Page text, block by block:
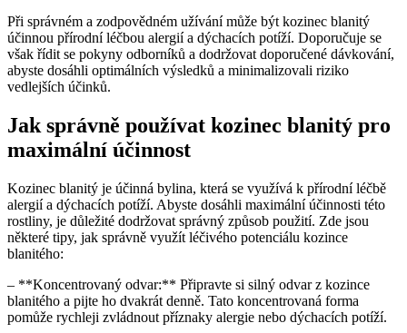
Při správném a zodpovědném užívání může být kozinec blanitý
účinnou přírodní léčbou alergií a dýchacích potíží. Doporučuje se
však řídit se pokyny odborníků a dodržovat doporučené dávkování,
abyste dosáhli optimálních výsledků a minimalizovali riziko
vedlejších účinků.
Jak správně používat kozinec blanitý pro
maximální účinnost
Kozinec blanitý je účinná bylina, která se využívá k přírodní léčbě
alergií a dýchacích potíží. Abyste dosáhli maximální účinnosti této
rostliny, je důležité dodržovat správný způsob použití. Zde jsou
některé tipy, jak správně využít léčivého potenciálu kozince
blanitého:
– **Koncentrovaný odvar:** Připravte si silný odvar z kozince
blanitého a pijte ho dvakrát denně. Tato koncentrovaná forma
pomůže rychleji zvládnout příznaky alergie nebo dýchacích potíží.